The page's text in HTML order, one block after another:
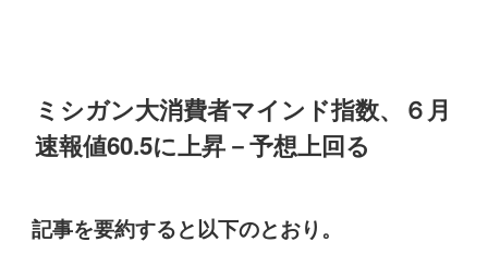
ミシガン大消費者マインド指数、６月
速報値60.5に上昇－予想上回る
記事を要約すると以下のとおり。